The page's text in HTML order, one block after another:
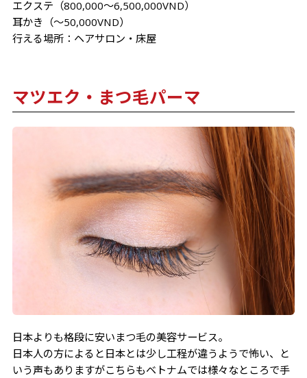
エクステ（800,000～6,500,000VND）
耳かき（～50,000VND）
行える場所：ヘアサロン・床屋
マツエク・まつ毛パーマ
日本よりも格段に安いまつ毛の美容サービス。
日本人の方によると日本とは少し工程が違うようで怖い、と
いう声もありますがこちらもベトナムでは様々なところで手